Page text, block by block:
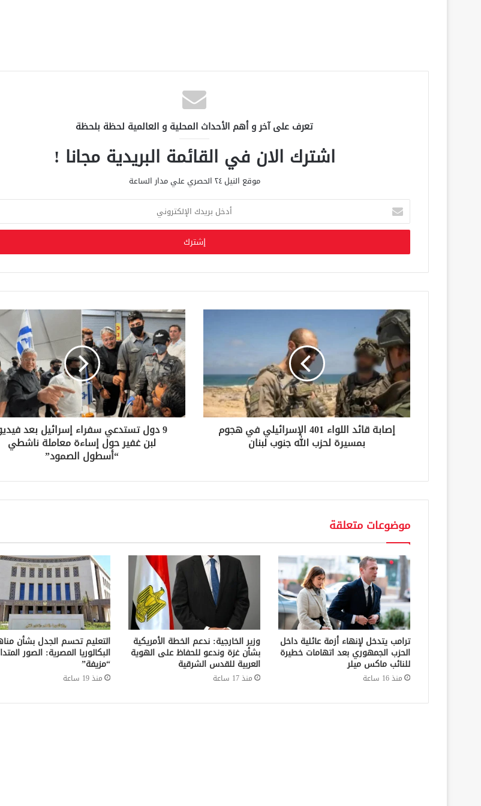
تعرف على آخر و أهم الأحداث المحلية و العالمية لحظة بلحظة
اشترك الان في القائمة البريدية مجانا !
موقع النيل ٢٤ الحصري علي مدار الساعة
خ
ب
ر
د
ك
ا
ل
إ
ل
ك
ت
ر
و
ن
إصابة قائد اللواء 401 الإسرائيلي في هجوم
بمسيرة لحزب الله جنوب لبنان
9 دول تستدعي سفراء إسرائيل بعد
لبن غفير حول إساءة معاملة ناشطي
“أسطول الصمود”
موضوعات متعلقة
ترامب يتدخل لإنهاء أزمة عائلية داخل
الحزب الجمهوري بعد اتهامات خطيرة
للنائب ماكس ميلر
منذ 16 ساعة
وزير الخارجية: ندعم الخطة الأمريكية
بشأن غزة وندعو للحفاظ على الهوية
العربية للقدس الشرقية
منذ 17 ساعة
التعليم تحسم الجدل بشأن
البكالوريا المصرية: الصور
“مزيفة”
منذ 19 ساعة